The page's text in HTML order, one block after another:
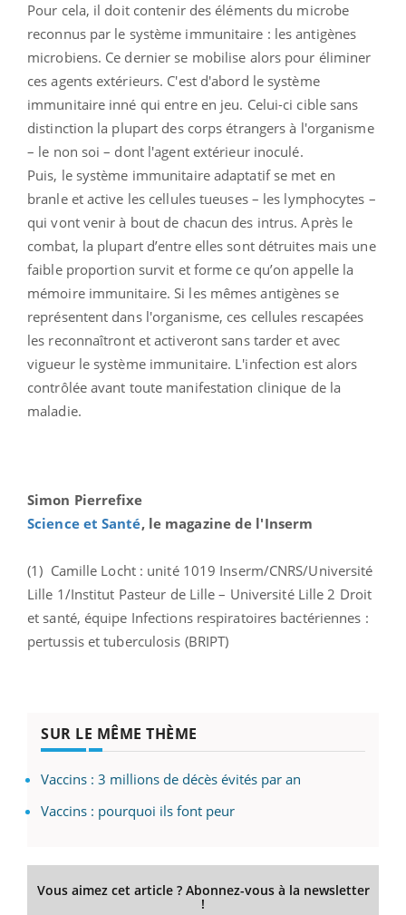
Pour cela, il doit contenir des éléments du microbe
reconnus par le système immunitaire : les antigènes
microbiens. Ce dernier se mobilise alors pour éliminer
ces agents extérieurs. C'est d'abord le système
immunitaire inné qui entre en jeu. Celui-ci cible sans
distinction la plupart des corps étrangers à l'organisme
– le non soi – dont l'agent extérieur inoculé.
Puis, le système immunitaire adaptatif se met en
branle et active les cellules tueuses – les lymphocytes –
qui vont venir à bout de chacun des intrus. Après le
combat, la plupart d’entre elles sont détruites mais une
faible proportion survit et forme ce qu’on appelle la
mémoire immunitaire. Si les mêmes antigènes se
représentent dans l'organisme, ces cellules rescapées
les reconnaîtront et activeront sans tarder et avec
vigueur le système immunitaire. L'infection est alors
contrôlée avant toute manifestation clinique de la
maladie.
Simon Pierrefixe
Science et Santé, le magazine de l'Inserm
(1) Camille Locht : unité 1019 Inserm/CNRS/Université
Lille 1/Institut Pasteur de Lille – Université Lille 2 Droit
et santé, équipe Infections respiratoires bactériennes :
pertussis et tuberculosis (BRIPT)
SUR LE MÊME THÈME
Vaccins : 3 millions de décès évités par an
Vaccins : pourquoi ils font peur
Vous aimez cet article ? Abonnez-vous à la newsletter
!